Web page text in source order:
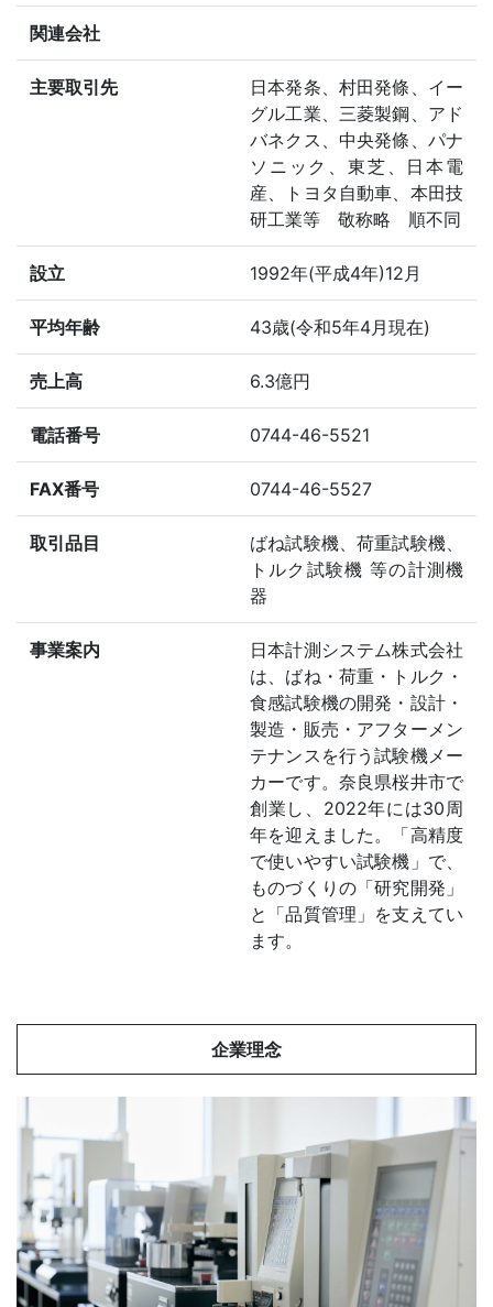
関連会社
主要取引先
日本発条、村田発條、イー
グル工業、三菱製鋼、アド
バネクス、中央発條、パナ
ソニック、東芝、日本電
産、トヨタ自動車、本田技
研工業等 敬称略 順不同
設立 1992年(平成4年)12月
平均年齢 43歳(令和5年4月現在)
売上高 6.3億円
電話番号 0744-46-5521
FAX番号 0744-46-5527
取引品目
ばね試験機、荷重試験機、
トルク試験機 等の計測機
器
事業案内
日本計測システム株式会社
は、ばね・荷重・トルク・
食感試験機の開発・設計・
製造・販売・アフターメン
テナンスを行う試験機メー
カーです。奈良県桜井市で
創業し、2022年には30周
年を迎えました。「高精度
で使いやすい試験機」で、
ものづくりの「研究開発」
と「品質管理」を支えてい
ます。
企業理念